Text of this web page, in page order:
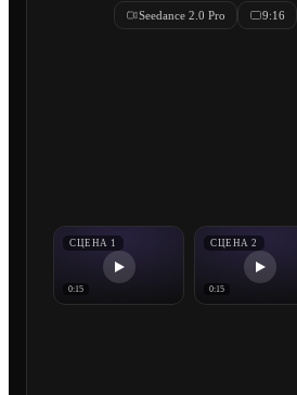
Seedance 2.0 Pro 9:16
СЦЕНА 1
0:15
СЦЕНА 2
0:15